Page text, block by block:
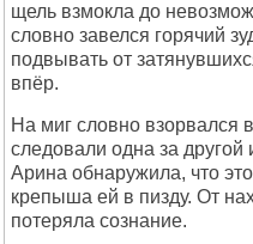
щель взмокла до
словно завелся горячий
подвывать от
впёр.
На миг словно взорвался
следовали одна за
Арина обнаружила, что
крепыша ей в пизду. От
потеряла сознание.